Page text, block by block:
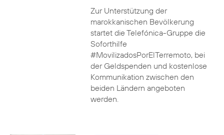
Zur Unterstützung der
marokkanischen Bevölkerung
startet die Telefónica-Gruppe die
Soforthilfe
#MovilizadosPorElTerremoto, bei
der Geldspenden und kostenlose
Kommunikation zwischen den
beiden Ländern angeboten
werden.